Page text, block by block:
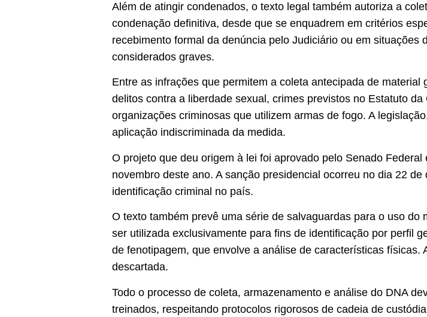
Além de atingir condenados, o texto legal também autoriza a
condenação definitiva, desde que se enquadrem em critérios
recebimento formal da denúncia pelo Judiciário ou em
considerados graves.
Entre as infrações que permitem a coleta antecipada de
delitos contra a liberdade sexual, crimes previstos no Estatuto
organizações criminosas que utilizem armas de fogo. A
aplicação indiscriminada da medida.
O projeto que deu origem à lei foi aprovado pelo Senado
novembro deste ano. A sanção presidencial ocorreu no dia 22
identificação criminal no país.
O texto também prevê uma série de salvaguardas para o uso
ser utilizada exclusivamente para fins de identificação por perfil
de fenotipagem, que envolve a análise de características
descartada.
Todo o processo de coleta, armazenamento e análise do DNA
treinados, respeitando protocolos rigorosos de cadeia de